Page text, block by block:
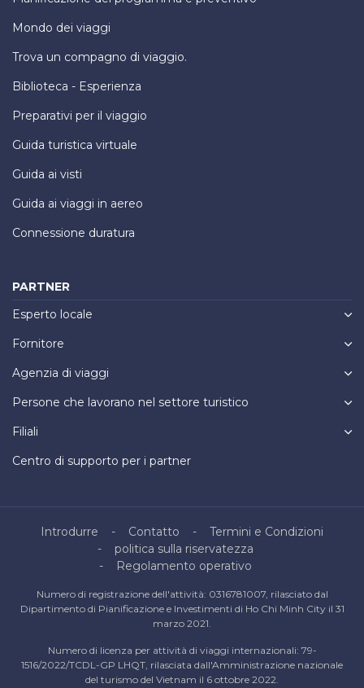
Mondo dei viaggi
Trova un compagno di viaggio.
Biblioteca - Esperienza
Preparativi per il viaggio
Guida turistica virtuale
Guida ai visti
Guida ai viaggi in aereo
Connessione duratura
PARTNER
Esperto locale
Fornitore
Agenzia di viaggi
Persone che lavorano nel settore turistico
Filiali
Centro di supporto per i partner
Introdurre Contatto
Termini e Condizioni
politica sulla riservatezza
Regolamento operativo
Numero di registrazione dell'attività: 0316781007, rilasciato dal
Dipartimento di Pianificazione e Investimenti di Ho Chi Minh City il 31
marzo 2021.
Numero di licenza per attività di viaggi internazionali: 79-
1516/2022/TCDL-GP LHQT, rilasciata dall'Amministrazione nazionale
del turismo del Vietnam il 6 ottobre 2022.